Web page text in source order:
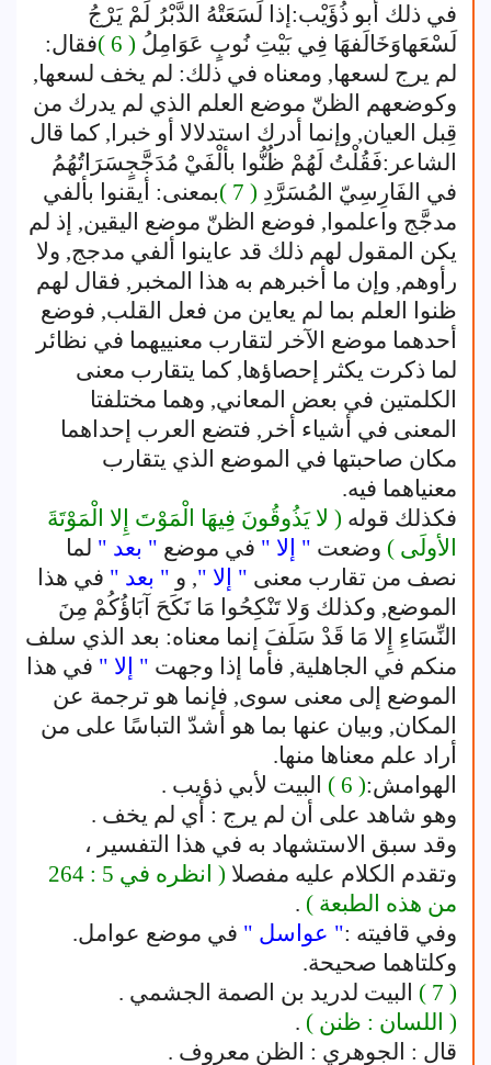
في ذلك أبو ذُؤَيْب:إذا لَسَعَتْهُ الدَّبْرُ لَمْ يَرْجُ
لَسْعَهاوَخَالَفهَا فِي بَيْتِ نُوبٍ عَوَامِلُ ( 6 )
فقال:
لم يرج لسعها, ومعناه في ذلك: لم يخف لسعها,
وكوضعهم الظنّ موضع العلم الذي لم يدرك من
قِبل العيان, وإنما أدرك استدلالا أو خبرا, كما قال
الشاعر:فَقُلْتُ لَهُمْ ظُنُّوا بألْفَيْ مُدَجَّجٍسَرَاتُهُمُ
في الفَارِسِيّ المُسَرَّدِ ( 7 )
بمعنى: أيقنوا بألفي
مدجَّج واعلموا, فوضع الظنّ موضع اليقين, إذ لم
يكن المقول لهم ذلك قد عاينوا ألفي مدجج, ولا
رأوهم, وإن ما أخبرهم به هذا المخبر, فقال لهم
ظنوا العلم بما لم يعاين من فعل القلب, فوضع
أحدهما موضع الآخر لتقارب معنييهما في نظائر
لما ذكرت يكثر إحصاؤها, كما يتقارب معنى
الكلمتين في بعض المعاني, وهما مختلفتا
المعنى في أشياء أخر, فتضع العرب إحداهما
مكان صاحبتها في الموضع الذي يتقارب
معنياهما فيه.
فكذلك قوله ( لا يَذُوقُونَ فِيهَا الْمَوْتَ إِلا الْمَوْتَةَ
الأولَى ) وضعت " إلا " في موضع " بعد " لما
نصف من تقارب معنى " إلا ", و " بعد " في هذا
الموضع, وكذلك وَلا تَنْكِحُوا مَا نَكَحَ آبَاؤُكُمْ مِنَ
النِّسَاءِ إِلا مَا قَدْ سَلَفَ إنما معناه: بعد الذي سلف
منكم في الجاهلية, فأما إذا وجهت " إلا " في هذا
الموضع إلى معنى سوى, فإنما هو ترجمة عن
المكان, وبيان عنها بما هو أشدّ التباسًا على من
أراد علم معناها منها.
الهوامش:( 6 )
البيت لأبي ذؤيب .
وهو شاهد على أن لم يرج : أي لم يخف .
وقد سبق الاستشهاد به في هذا التفسير ،
وتقدم الكلام عليه مفصلا
( انظره في 5 : 264
من هذه الطبعة ) .
وفي قافيته :" عواسل " في موضع عوامل.
وكلتاهما صحيحة.
( 7 )
البيت لدريد بن الصمة الجشمي .
( اللسان : ظنن ) .
قال : الجوهري : الظن معروف .